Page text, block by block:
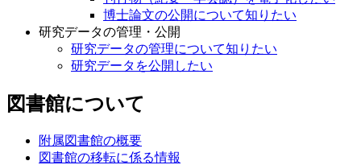
博士論文の公開について知りたい
研究データの管理・公開
研究データの管理について知りたい
研究データを公開したい
図書館について
附属図書館の概要
図書館の移転に係る情報